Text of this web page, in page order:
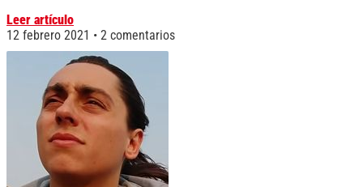
Leer artículo
12 febrero 2021
2 comentarios